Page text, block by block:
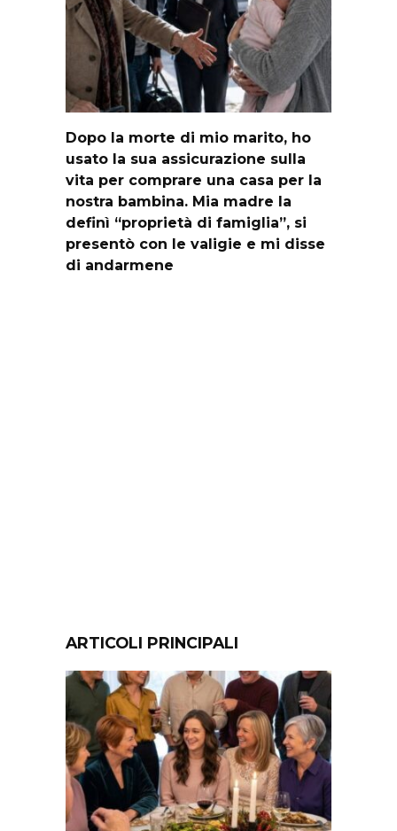
Dopo la morte di mio marito, ho
usato la sua assicurazione sulla
vita per comprare una casa per la
nostra bambina. Mia madre la
definì “proprietà di famiglia”, si
presentò con le valigie e mi disse
di andarmene
ARTICOLI PRINCIPALI